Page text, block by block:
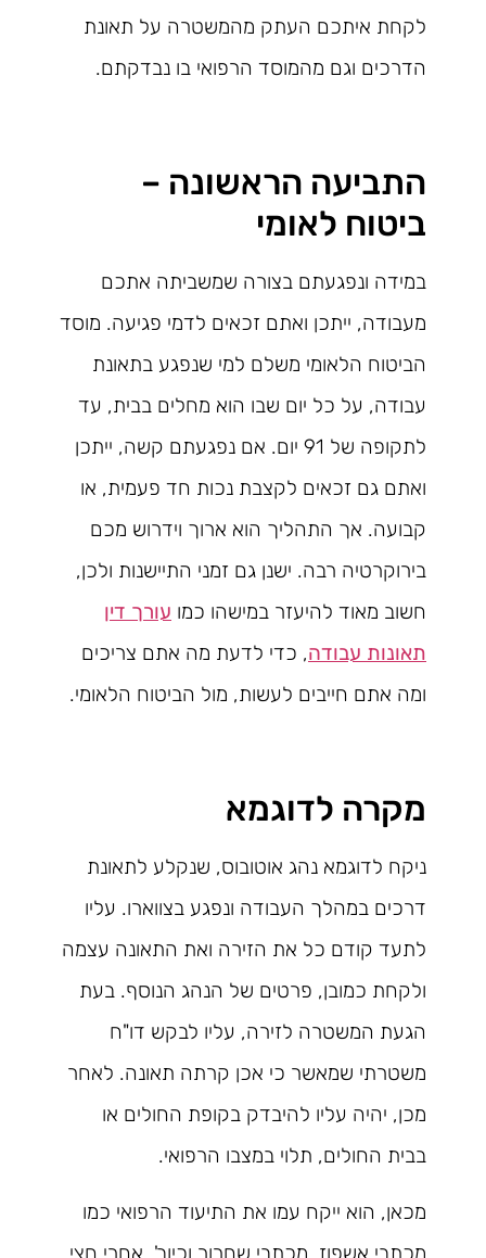
לקחת איתכם העתק מהמשטרה על תאונת
הדרכים וגם מהמוסד הרפואי בו נבדקתם.
התביעה הראשונה –
ביטוח לאומי
במידה ונפגעתם בצורה שמשביתה אתכם
מעבודה, ייתכן ואתם זכאים לדמי פגיעה. מוסד
הביטוח הלאומי משלם למי שנפגע בתאונת
עבודה, על כל יום שבו הוא מחלים בבית, עד
לתקופה של 91 יום. אם נפגעתם קשה, ייתכן
ואתם גם זכאים לקצבת נכות חד פעמית, או
קבועה. אך התהליך הוא ארוך וידרוש מכם
בירוקרטיה רבה. ישנן גם זמני התיישנות ולכן,
חשוב מאוד להיעזר במישהו כמו עורך דין
תאונות עבודה, כדי לדעת מה אתם צריכים
ומה אתם חייבים לעשות, מול הביטוח הלאומי.
מקרה לדוגמא
ניקח לדוגמא נהג אוטובוס, שנקלע לתאונת
דרכים במהלך העבודה ונפגע בצווארו. עליו
לתעד קודם כל את הזירה ואת התאונה עצמה
ולקחת כמובן, פרטים של הנהג הנוסף. בעת
הגעת המשטרה לזירה, עליו לבקש דו"ח
משטרתי שמאשר כי אכן קרתה תאונה. לאחר
מכן, יהיה עליו להיבדק בקופת החולים או
בבית החולים, תלוי במצבו הרפואי.
מכאן, הוא ייקח עמו את התיעוד הרפואי כמו